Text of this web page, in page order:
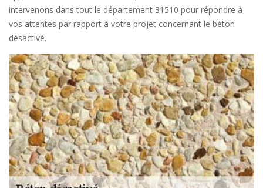
intervenons dans tout le département 31510 pour répondre à
vos attentes par rapport à votre projet concernant le béton
désactivé.